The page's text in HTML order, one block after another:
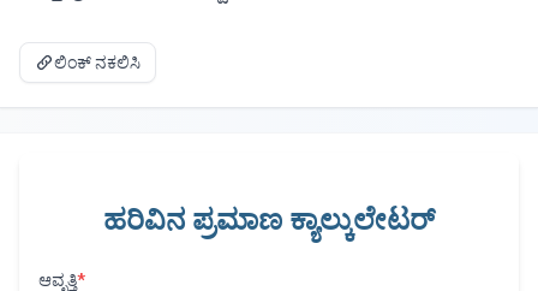
ಲಿಂಕ್ ನಕಲಿಸಿ
ಹರಿವಿನ ಪ್ರಮಾಣ ಕ್ಯಾಲ್ಕುಲೇಟರ್
ಆವೃತ್ತಿ*